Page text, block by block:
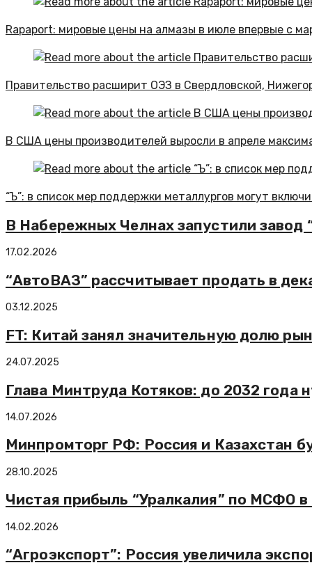
Rapaport: мировые цены на алмазы в июле впервые с
Правительство расширит ОЭЗ в Свердловской,
В США цены производителей выросли в апреле
“Ъ”: в список мер поддержки металлургов могут
В Набережных Челнах запустили
17.02.2026
“АвтоВАЗ” рассчитывает продать в
03.12.2025
FT: Китай занял значительную долю
24.07.2025
Глава Минтруда Котяков: до 2032 года
14.07.2026
Минпромторг РФ: Россия и Казахстан
28.10.2025
Чистая прибыль “Уралкалия” по МСФО
14.02.2026
“Агроэкспорт”: Россия увеличила